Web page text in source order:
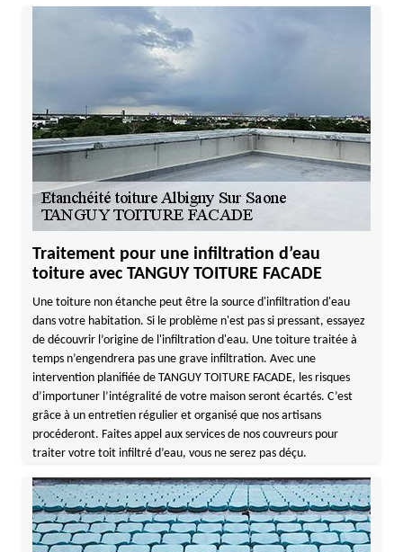
Traitement pour une infiltration d’eau
toiture avec TANGUY TOITURE FACADE
Une toiture non étanche peut être la source d'infiltration d'eau
dans votre habitation. Si le problème n'est pas si pressant, essayez
de découvrir l’origine de l'infiltration d'eau. Une toiture traitée à
temps n’engendrera pas une grave infiltration. Avec une
intervention planifiée de TANGUY TOITURE FACADE, les risques
d’importuner l’intégralité de votre maison seront écartés. C’est
grâce à un entretien régulier et organisé que nos artisans
procéderont. Faites appel aux services de nos couvreurs pour
traiter votre toit infiltré d’eau, vous ne serez pas déçu.